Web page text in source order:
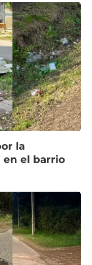
la
en el barrio